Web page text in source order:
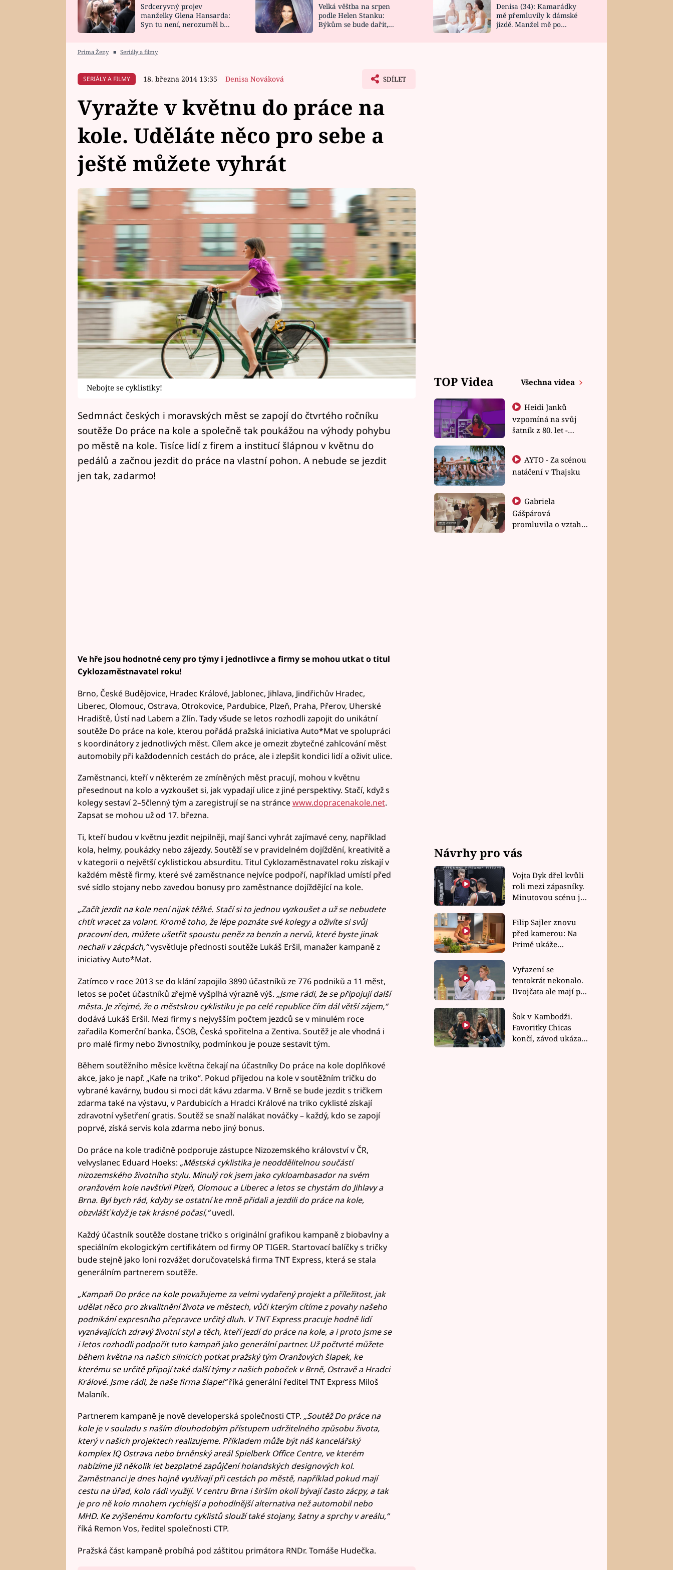
HOROSKOP NA
CELEBRITY
VAŘENÍ
NOVINKY
VIDEORECEPTY
DESIGN
Srdceryvný projev
manželky Glena Hansarda:
Syn tu není, nerozuměl by
Velká věštba na srpen
podle Helen Stanku:
Býkům se bude dařit,
Denisa (34): Kamarádky
mě přemluvily k dámské
jízdě. Manžel mě po
Prima Ženy ■ Seriály a filmy
SERIÁLY A FILMY 18. března 2014 13:35 Denisa Nováková SDÍLET
Vyražte v květnu do práce na
kole. Uděláte něco pro sebe a
ještě můžete vyhrát
Nebojte se cyklistiky!
Sedmnáct českých i moravských měst se zapojí do čtvrtého ročníku
soutěže Do práce na kole a společně tak poukážou na výhody pohybu
po městě na kole. Tisíce lidí z firem a institucí šlápnou v květnu do
pedálů a začnou jezdit do práce na vlastní pohon. A nebude se jezdit
jen tak, zadarmo!
Ve hře jsou hodnotné ceny pro týmy i jednotlivce a firmy se mohou utkat o titul
Cyklozaměstnavatel roku!
Brno, České Budějovice, Hradec Králové, Jablonec, Jihlava, Jindřichův Hradec,
Liberec, Olomouc, Ostrava, Otrokovice, Pardubice, Plzeň, Praha, Přerov, Uherské
Hradiště, Ústí nad Labem a Zlín. Tady všude se letos rozhodli zapojit do unikátní
soutěže Do práce na kole, kterou pořádá pražská iniciativa Auto*Mat ve spolupráci
s koordinátory z jednotlivých měst. Cílem akce je omezit zbytečné zahlcování měst
automobily při každodenních cestách do práce, ale i zlepšit kondici lidí a oživit ulice.
Zaměstnanci, kteří v některém ze zmíněných měst pracují, mohou v květnu
přesednout na kolo a vyzkoušet si, jak vypadají ulice z jiné perspektivy. Stačí, když s
kolegy sestaví 2–5členný tým a zaregistrují se na stráncewww.dopracenakole.net.
Zapsat se mohou už od 17. března.
Ti, kteří budou v květnu jezdit nejpilněji, mají šanci vyhrát zajímavé ceny, například
kola, helmy, poukázky nebo zájezdy. Soutěží se v pravidelném dojíždění, kreativitě a
v kategorii o největší cyklistickou absurditu. Titul Cyklozaměstnavatel roku získají v
každém městě firmy, které své zaměstnance nejvíce podpoří, například umístí před
své sídlo stojany nebo zavedou bonusy pro zaměstnance dojíždějící na kole.
„Začít jezdit na kole není nijak těžké. Stačí si to jednou vyzkoušet a už se nebudete
chtít vracet za volant. Kromě toho, že lépe poznáte své kolegy a oživíte si svůj
pracovní den, můžete ušetřit spoustu peněz za benzín a nervů, které byste jinak
nechali v zácpách,“vysvětluje přednosti soutěže Lukáš Eršil, manažer kampaně z
iniciativy Auto*Mat.
Zatímco v roce 2013 se do klání zapojilo 3890 účastníků ze 776 podniků a 11 měst,
letos se počet účastníků zřejmě vyšplhá výrazně výš. „Jsme rádi, že se připojují další
města. Je zřejmé, že o městskou cyklistiku je po celé republice čím dál větší zájem,“
dodává Lukáš Eršil. Mezi firmy s nejvyšším počtem jezdců se v minulém roce
zařadila Komerční banka, ČSOB, Česká spořitelna a Zentiva. Soutěž je ale vhodná i
pro malé firmy nebo živnostníky, podmínkou je pouze sestavit tým.
Během soutěžního měsíce května čekají na účastníky Do práce na kole doplňkové
akce, jako je např. „Kafe na triko“. Pokud přijedou na kole v soutěžním tričku do
vybrané kavárny, budou si moci dát kávu zdarma. V Brně se bude jezdit s tričkem
zdarma také na výstavu, v Pardubicích a Hradci Králové na triko cyklisté získají
zdravotní vyšetření gratis. Soutěž se snaží nalákat nováčky – každý, kdo se zapojí
poprvé, získá servis kola zdarma nebo jiný bonus.
Do práce na kole tradičně podporuje zástupce Nizozemského království v ČR,
velvyslanec Eduard Hoeks: „Městská cyklistika je neoddělitelnou součástí
nizozemského životního stylu. Minulý rok jsem jako cykloambasador na svém
oranžovém kole navštívil Plzeň, Olomouc a Liberec a letos se chystám do Jihlavy a
Brna. Byl bych rád, kdyby se ostatní ke mně přidali a jezdili do práce na kole,
obzvlášť když je tak krásné počasí,“uvedl.
Každý účastník soutěže dostane tričko s originální grafikou kampaně z biobavlny a
speciálním ekologickým certifikátem od firmy OP TIGER. Startovací balíčky s tričky
bude stejně jako loni rozvážet doručovatelská firma TNT Express, která se stala
generálním partnerem soutěže.
„Kampaň Do práce na kole považujeme za velmi vydařený projekt a příležitost, jak
udělat něco pro zkvalitnění života ve městech, vůči kterým cítíme z povahy našeho
podnikání expresního přepravce určitý dluh. V TNT Express pracuje hodně lidí
vyznávajících zdravý životní styl a těch, kteří jezdí do práce na kole, a i proto jsme se
i letos rozhodli podpořit tuto kampaň jako generální partner. Už počtvrté můžete
během května na našich silnicích potkat pražský tým Oranžových šlapek, ke
kterému se určitě připojí také další týmy z našich poboček v Brně, Ostravě a Hradci
Králové. Jsme rádi, že naše firma šlape!“říká generální ředitel TNT Express Miloš
Malaník.
Partnerem kampaně je nově developerská společnosti CTP. „Soutěž Do práce na
kole je v souladu s naším dlouhodobým přístupem udržitelného způsobu života,
který v našich projektech realizujeme. Příkladem může být náš kancelářský
komplex IQ Ostrava nebo brněnský areál Spielberk Office Centre, ve kterém
nabízíme již několik let bezplatné zapůjčení holandských designových kol.
Zaměstnanci je dnes hojně využívají při cestách po městě, například pokud mají
cestu na úřad, kolo rádi využijí. V centru Brna i širším okolí bývají často zácpy, a tak
je pro ně kolo mnohem rychlejší a pohodlnější alternativa než automobil nebo
MHD. Ke zvýšenému komfortu cyklistů slouží také stojany, šatny a sprchy v areálu,“
říká Remon Vos, ředitel společnosti CTP.
Pražská část kampaně probíhá pod záštitou primátora RNDr. Tomáše Hudečka.
TOP Videa Všechna videa
Heidi Janků
vzpomíná na svůj
šatník z 80. let -
natáčení v Thajsku
Gabriela
Gášpárová
promluvila o vztahu
Návrhy pro vás
Vojta Dyk dřel kvůli
roli mezi zápasníky.
Minutovou scénu jel
Filip Sajler znovu
před kamerou: Na
Primě ukáže
rychlé recepty
Vyřazení se
tentokrát nekonalo.
Dvojčata ale mají po
závodu nůž na krku
Šok v Kambodži.
Favoritky Chicas
končí, závod ukázal